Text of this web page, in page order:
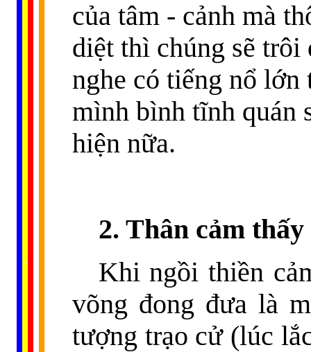
.
của tâm - cảnh mà
diệt thì chúng sẽ trôi
nghe có tiếng nổ
mình bình tĩnh quán
hiện nữa.
2. Thân cảm
Khi ngồi thiền
võng đong đưa là
tượng trạo cử (lúc